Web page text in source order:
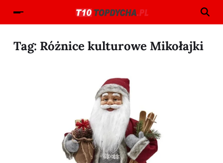
Tag: Różnice kulturowe Mikołajki